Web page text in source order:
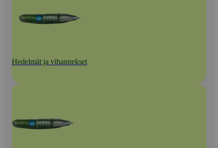
Hedelmät ja vihannekset